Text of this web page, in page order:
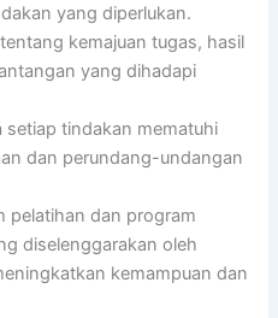
yang diperlukan.
kemajuan tugas, hasil
yang dihadapi
setiap tindakan mematuhi
dan perundang-undangan
pelatihan dan program
diselenggarakan oleh
kemampuan dan